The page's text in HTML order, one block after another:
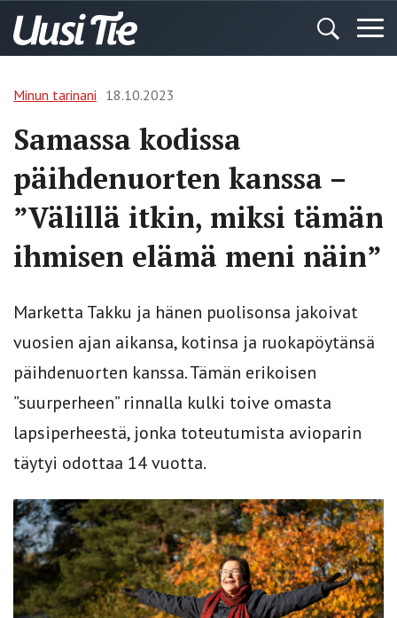
Minun tarinani 18.10.2023
Samassa kodissa
päihdenuorten kanssa –
”Välillä itkin, miksi tämän
ihmisen elämä meni näin”
Marketta Takku ja hänen puolisonsa jakoivat
vuosien ajan aikansa, kotinsa ja ruokapöytänsä
päihdenuorten kanssa. Tämän erikoisen
”suurperheen” rinnalla kulki toive omasta
lapsiperheestä, jonka toteutumista avioparin
täytyi odottaa 14 vuotta.